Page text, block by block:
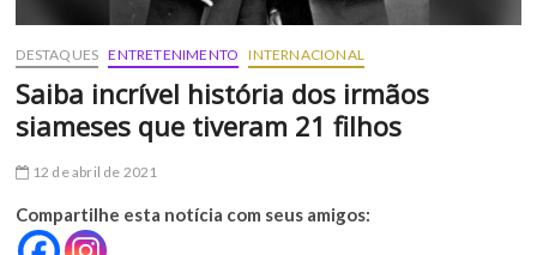
DESTAQUES ENTRETENIMENTO INTERNACIONAL
Saiba incrível história dos irmãos
siameses que tiveram 21 filhos
12 de abril de 2021
Compartilhe esta notícia com seus amigos: